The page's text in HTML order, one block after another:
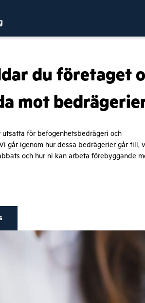
du företaget
mot
utsatta för befogenhetsbedrägeri och
går igenom hur dessa bedrägerier går till,
och hur ni kan arbeta förebyggande